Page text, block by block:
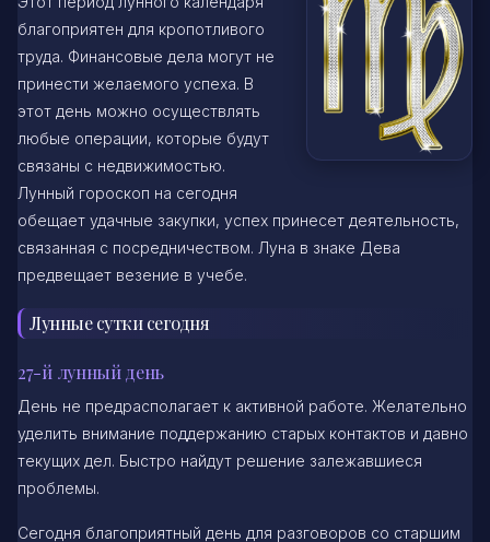
благоприятен для кропотливого
труда. Финансовые дела могут не
принести желаемого успеха. В
этот день можно осуществлять
любые операции, которые будут
связаны с недвижимостью.
Лунный гороскоп на сегодня
обещает удачные закупки, успех принесет деятельность,
связанная с посредничеством. Луна в знаке Дева
предвещает везение в учебе.
Лунные сутки сегодня
27-й лунный день
День не предрасполагает к активной работе. Желательно
уделить внимание поддержанию старых контактов и давно
текущих дел. Быстро найдут решение залежавшиеся
проблемы.
Сегодня благоприятный день для разговоров со старшим